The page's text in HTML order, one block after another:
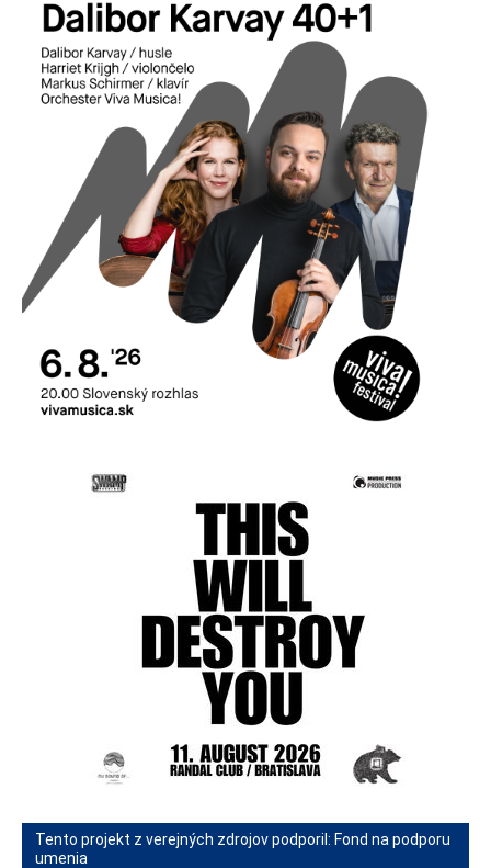
Tento projekt z verejných zdrojov podporil: Fond na podporu
umenia